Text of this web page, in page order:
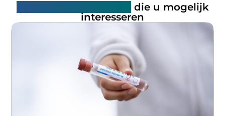
die u mogelijk
interesseren